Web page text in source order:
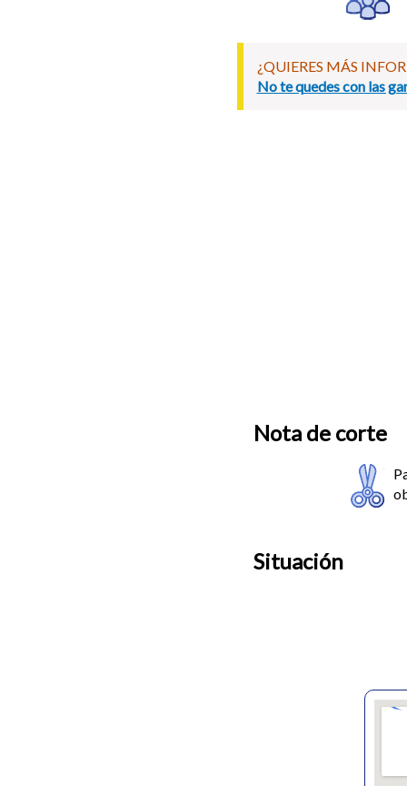
¿QUIERES MÁS
No te quedes con las
Nota de corte
Situación